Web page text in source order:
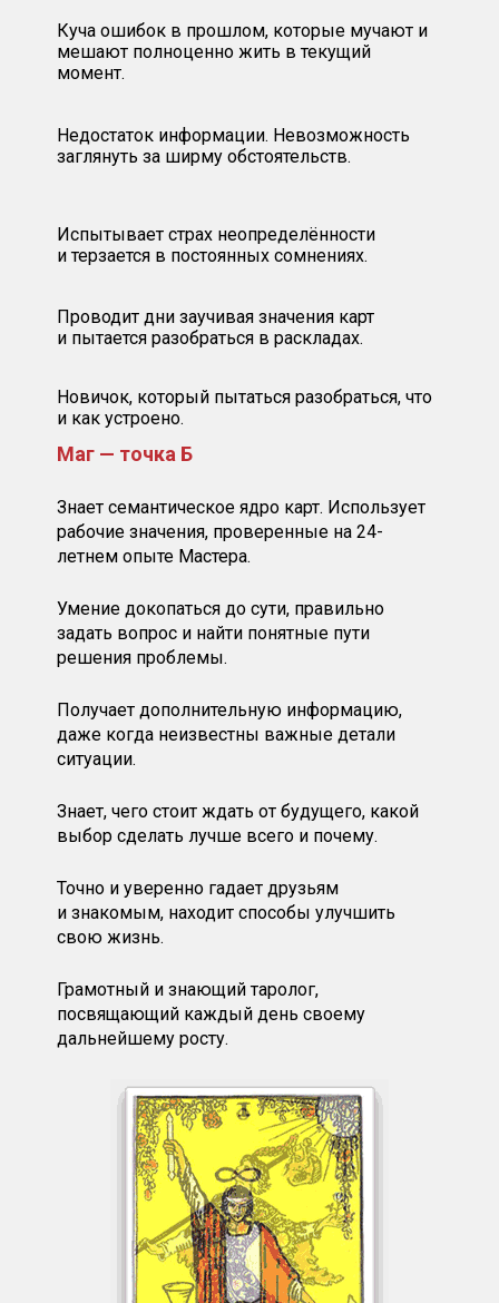
Куча ошибок в прошлом, которые мучают и
мешают полноценно жить в текущий
момент.
Недостаток информации. Невозможность
заглянуть за ширму обстоятельств.
Испытывает страх неопределённости
и терзается в постоянных сомнениях.
Проводит дни заучивая значения карт
и пытается разобраться в раскладах.
Новичок, который пытаться разобраться, что
и как устроено.
Маг — точка Б
Знает семантическое ядро карт. Использует
рабочие значения, проверенные на 24-
летнем опыте Мастера.
Умение докопаться до сути, правильно
задать вопрос и найти понятные пути
решения проблемы.
Получает дополнительную информацию,
даже когда неизвестны важные детали
ситуации.
Знает, чего стоит ждать от будущего, какой
выбор сделать лучше всего и почему.
Точно и уверенно гадает друзьям
и знакомым, находит способы улучшить
свою жизнь.
Грамотный и знающий таролог,
посвящающий каждый день своему
дальнейшему росту.